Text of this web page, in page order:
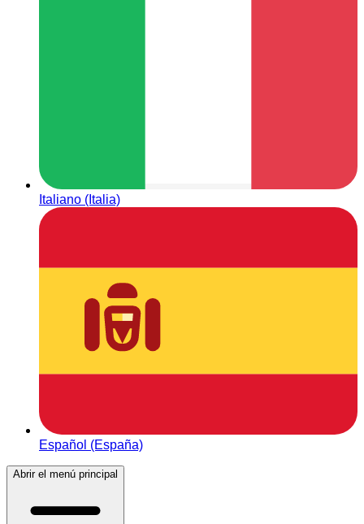
Italiano (Italia)
Español (España)
Abrir el menú principal